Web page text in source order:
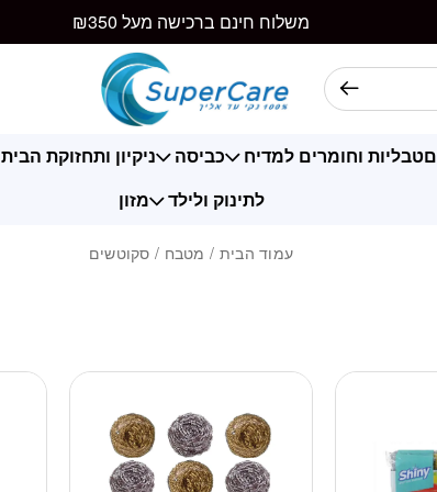
משלוח חינם ברכישה מעל ₪350
טבליות וחומרים למדיח כביסה ניקיון ותחזוקת הבית
לתינוק ולילד
מזון
עמוד הבית / מטבח / סקוטשים